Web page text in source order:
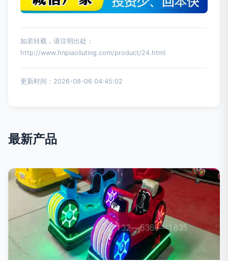
如若转载，请注明出处：
http://www.hnpiaoliuting.com/product/24.html
更新时间：2026-08-06 04:45:02
最新产品